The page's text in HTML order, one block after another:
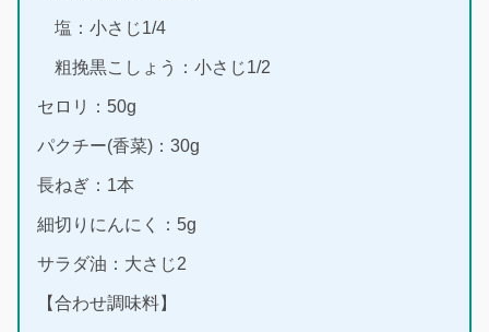
塩：小さじ1/4
粗挽黒こしょう：小さじ1/2
セロリ：50g
パクチー(香菜)：30g
長ねぎ：1本
細切りにんにく：5g
サラダ油：大さじ2
【合わせ調味料】